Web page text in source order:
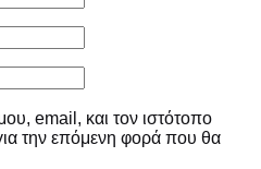
email, και τον ιστότοπο
την επόμενη φορά που θα